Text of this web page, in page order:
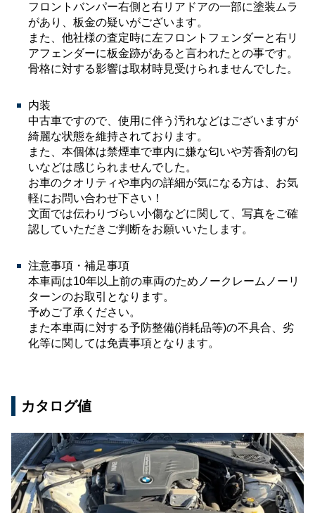
フロントバンパー右側と右リアドアの一部に塗装ムラ
があり、板金の疑いがございます。
また、他社様の査定時に左フロントフェンダーと右リ
アフェンダーに板金跡があると言われたとの事です。
骨格に対する影響は取材時見受けられませんでした。
内装
中古車ですので、使用に伴う汚れなどはございますが
綺麗な状態を維持されております。
また、本個体は禁煙車で車内に嫌な匂いや芳香剤の匂
いなどは感じられませんでした。
お車のクオリティや車内の詳細が気になる方は、お気
軽にお問い合わせ下さい！
文面では伝わりづらい小傷などに関して、写真をご確
認していただきご判断をお願いいたします。
注意事項・補足事項
本車両は10年以上前の車両のためノークレームノーリ
ターンのお取引となります。
予めご了承ください。
また本車両に対する予防整備(消耗品等)の不具合、劣
化等に関しては免責事項となります。
カタログ値